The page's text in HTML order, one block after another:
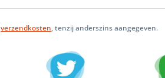
verzendkosten, tenzij anderszins aangegeven.